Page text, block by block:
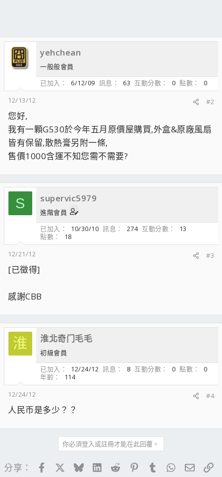
yehchean
一般般會員
已加入
6/12/09 訊息 63 互動分數 0 點數
0
12/13/12
#2
您好,
我有一顆G530於今年五月原價屋購買,外盒&原廠風扇
皆有保留,散熱膏另附一條,
售價1000含運不知您需不需要?
S supervic5979
進階會員
已加入
10/30/10 訊息 274 互動分數
13
點數
18
12/21/12
#3
[已徵得]
感謝CBB
淮 淮北奇门毛毛
初級會員
已加入
12/24/12 訊息 8 互動分數 0 點數
0
年齡
114
12/24/12
#4
人民币是多少？？
你必須登入或註冊才能在此回覆。
分享： FacebookBlueskyLinkedIn
Reddit PinterestTumblrWhatsApp
電子